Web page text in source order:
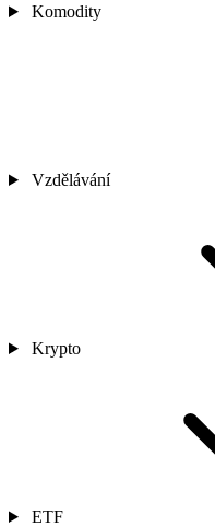
Komodity
Vzdělávání
Krypto
ETF